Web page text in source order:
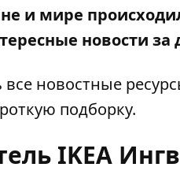
и мире
новости за
новостные
подборку.
IKEA